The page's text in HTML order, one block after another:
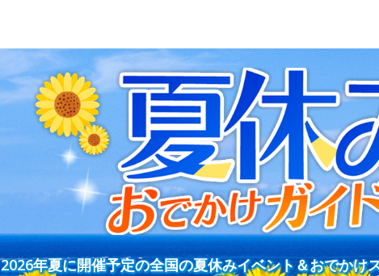
2026年夏に開催予定の全国の夏休みイベント＆おでかけ